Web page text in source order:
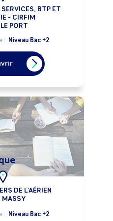
BTP ET
- CIRFIM
PORT
: Niveau Bac +2
DE L'AÉRIEN
: Niveau Bac +2